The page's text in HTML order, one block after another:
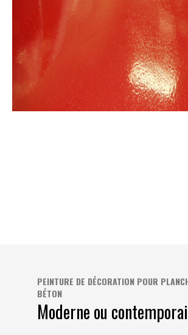
PEINTURE DE DÉCORATION POUR
BÉTON
Moderne ou